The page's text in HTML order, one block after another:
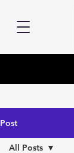
Post
All Posts